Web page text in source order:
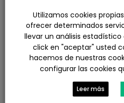
julio 2026
junio 2026
mayo 2026
abril 2026
marzo 2026
febrero 2026
enero 2026
diciembre 2025
noviembre 2025
Utilizamos cookies
ofrecer determinados
llevar un análisis estadístico
click en "aceptar" usted
hacemos de nuestras
configurar las cookies
Leer más